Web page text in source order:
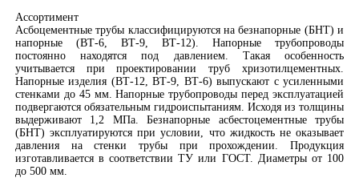
Ассортимент
Асбоцементные трубы классифицируются на безнапорные (БНТ) и
напорные (ВТ-6, ВТ-9, ВТ-12). Напорные трубопроводы
постоянно находятся под давлением. Такая особенность
учитывается при проектировании труб хризотилцементных.
Напорные изделия (ВТ-12, ВТ-9, ВТ-6) выпускают с усиленными
стенками до 45 мм. Напорные трубопроводы перед эксплуатацией
подвергаются обязательным гидроиспытаниям. Исходя из толщины
выдерживают 1,2 МПа. Безнапорные асбестоцементные трубы
(БНТ) эксплуатируются при условии, что жидкость не оказывает
давления на стенки трубы при прохождении. Продукция
изготавливается в соответствии ТУ или ГОСТ. Диаметры от 100
до 500 мм.